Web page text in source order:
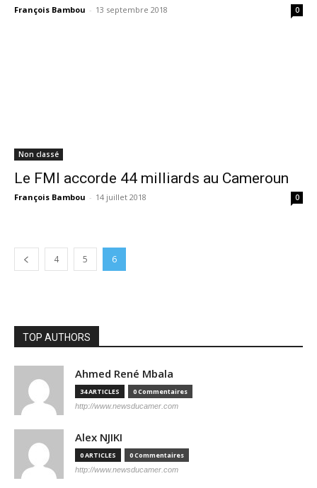
François Bambou - 13 septembre 2018 0
Non classé
Le FMI accorde 44 milliards au Cameroun
François Bambou - 14 juillet 2018 0
4 5 6
TOP AUTHORS
Ahmed René Mbala
34 ARTICLES 0 Commentaires
http://www.newsducamer.com
Alex NJIKI
0 ARTICLES 0 Commentaires
http://www.newsducamer.com